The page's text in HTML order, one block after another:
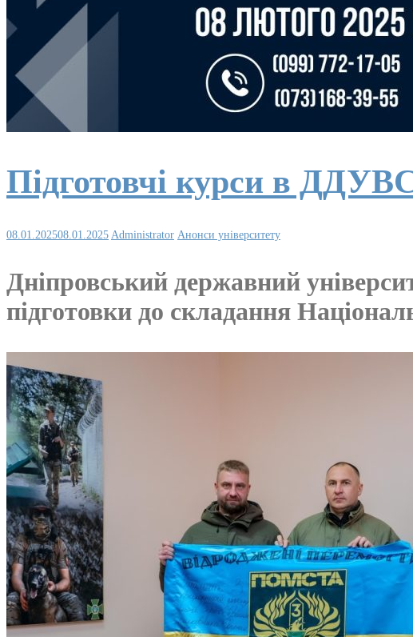
Підготовчі курси в
08.01.202508.01.2025 Administrator Анонси університету
Дніпровський державний
підготовки до складання